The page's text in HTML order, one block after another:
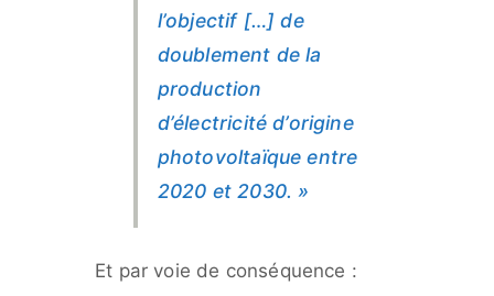
l’objectif […] de
doublement de la
production
d’électricité d’origine
photovoltaïque entre
2020 et 2030. »
Et par voie de conséquence :